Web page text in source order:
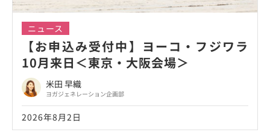
ニュース
【お申込み受付中】ヨーコ・フジワラ
10月来日＜東京・大阪会場＞
米田 早織
ヨガジェネレーション企画部
2026年8月2日